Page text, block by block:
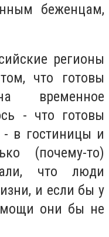
беженцам,
регионы
что готовы
временное
- что готовы
- в гостиницы и
(почему-то)
что люди
и если бы у
они бы не